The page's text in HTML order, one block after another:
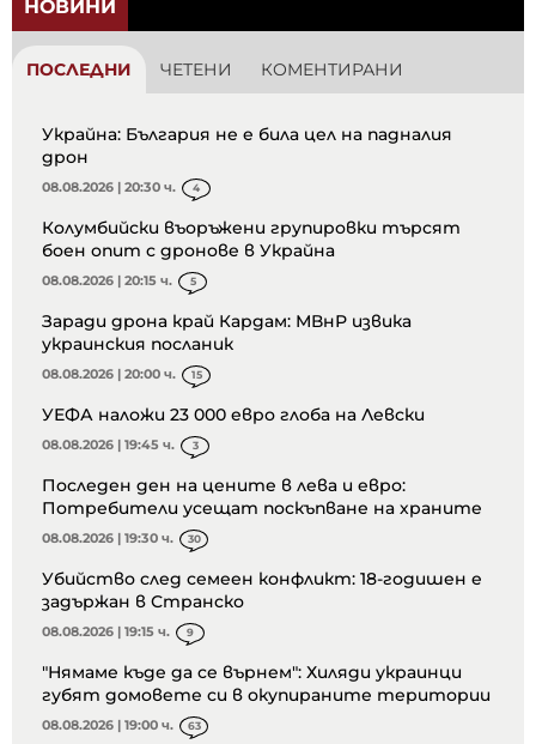
НОВИНИ
ПОСЛЕДНИ ЧЕТЕНИ КОМЕНТИРАНИ
Украйна: България не е била цел на падналия
дрон
08.08.2026 | 20:30 ч. 4
Колумбийски въоръжени групировки търсят
боен опит с дронове в Украйна
08.08.2026 | 20:15 ч. 5
Заради дрона край Кардам: МВнР извика
украинския посланик
08.08.2026 | 20:00 ч. 15
УЕФА наложи 23 000 евро глоба на Левски
08.08.2026 | 19:45 ч. 3
Последен ден на цените в лева и евро:
Потребители усещат поскъпване на храните
08.08.2026 | 19:30 ч. 30
Убийство след семеен конфликт: 18-годишен е
задържан в Странско
08.08.2026 | 19:15 ч. 9
"Нямаме къде да се върнем": Хиляди украинци
губят домовете си в окупираните територии
08.08.2026 | 19:00 ч. 63